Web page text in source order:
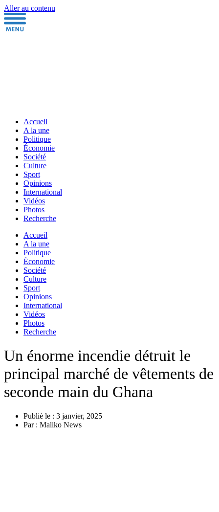
Aller au contenu
Accueil
A la une
Politique
Économie
Société
Culture
Sport
Opinions
International
Vidéos
Photos
Recherche
Accueil
A la une
Politique
Économie
Société
Culture
Sport
Opinions
International
Vidéos
Photos
Recherche
Un énorme incendie détruit le
principal marché de vêtements de
seconde main du Ghana
Publié le : 3 janvier, 2025
Par : Maliko News